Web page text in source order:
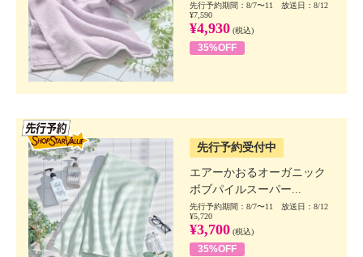
先行予約期間：8/7〜11 放送日：8/12
¥7,590
¥4,930 (税込)
35%OFF
先行予約受付中
エアーかおるオーガニック
ボブパイルスーパー...
先行予約期間：8/7〜11 放送日：8/12
¥5,720
¥3,700 (税込)
35%OFF